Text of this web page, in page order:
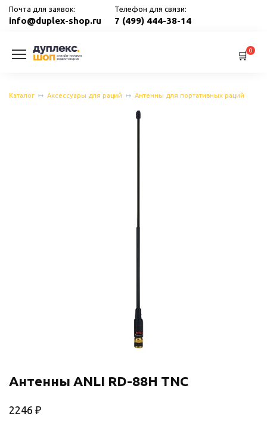
Перейти
Почта для заявок:
info@duplex-shop.ru
Телефон для связи:
7 (499) 444-38-14
0
Каталог Аксессуары для раций Антенны для портативных раций
Антенны ANLI RD-88H TNC
2246 ₽